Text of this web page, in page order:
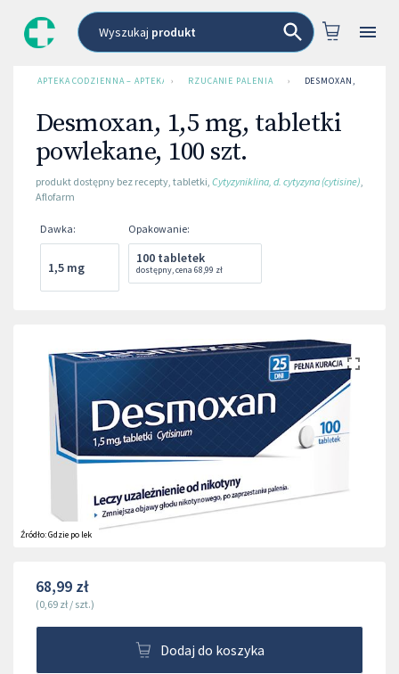
Wyszukaj produkt
APTEKA CODZIENNA – APTEKA INTERNETOWA
› RZUCANIE PALENIA › DESMOXAN, 1,5 MG,
Desmoxan, 1,5 mg, tabletki
powlekane, 100 szt.
produkt dostępny bez recepty, tabletki, Cytyzyniklina, d. cytyzyna (cytisine),
Aflofarm
Dawka:
1,5 mg
Opakowanie:
100 tabletek
dostępny,cena 68,99 zł
Źródło:Gdzie po lek
68,99 zł
(0,69 zł / szt.)
Dodaj do koszyka